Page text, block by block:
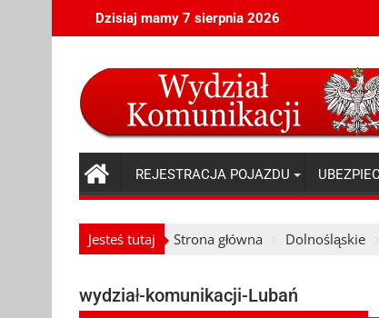
to
Dzisiaj mamy 7 sierpnia 2026
REJESTRACJA POJAZDU
Jesteś tutaj Strona główna Dolnośląskie
wydział-komunikacji-Lubań